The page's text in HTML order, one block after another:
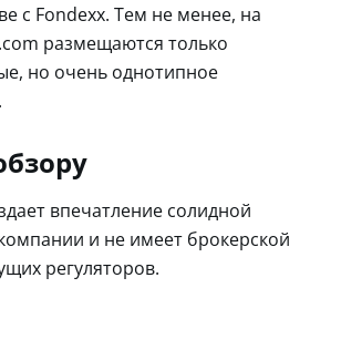
с Fondexx. Тем не менее, на
размещаются только
но очень однотипное
впечатление солидной
и не имеет брокерской
регуляторов.